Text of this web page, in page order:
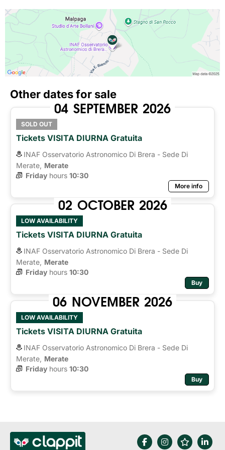
Other dates for sale
04 SEPTEMBER 2026
SOLD OUT
Tickets VISITA DIURNA Gratuita
INAF Osservatorio Astronomico Di Brera - Sede Di
Merate, Merate
Friday hours 10:30
More info
02 OCTOBER 2026
LOW AVAILABILITY
Tickets VISITA DIURNA Gratuita
INAF Osservatorio Astronomico Di Brera - Sede Di
Merate, Merate
Friday hours 10:30
Buy
06 NOVEMBER 2026
LOW AVAILABILITY
Tickets VISITA DIURNA Gratuita
INAF Osservatorio Astronomico Di Brera - Sede Di
Merate, Merate
Friday hours 10:30
Buy